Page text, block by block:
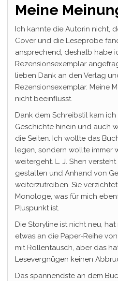
Meine
Ich kannte die Autorin nicht,
Cover und die Leseprobe
ansprechend, deshalb habe
Rezensionsexemplar
lieben Dank an den Verlag
Rezensionsexemplar. Meine
nicht beeinflusst.
Dank dem Schreibstil kam
Geschichte hinein und auch
die Seiten. Ich wollte das
legen, sondern wollte immer
weitergeht. L. J. Shen
gestalten und Anhand von
weiterzutreiben. Sie
Monologe, was für mich
Pluspunkt ist.
Die Storyline ist nicht neu,
etwas an die Paper-Reihe
mit Rollentausch, aber das
Lesevergnügen keinen
Das spannendste an dem